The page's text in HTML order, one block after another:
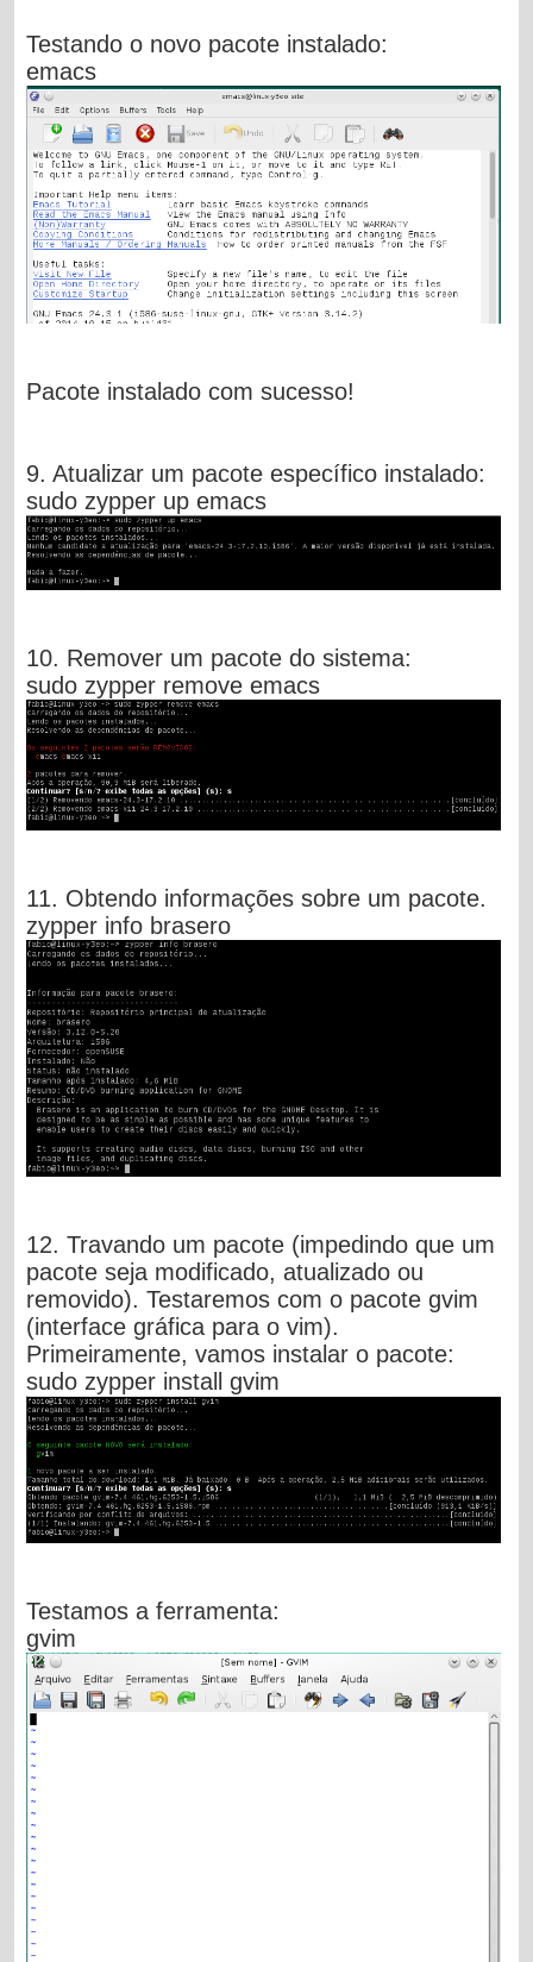
Testando o novo pacote instalado:
emacs
Pacote instalado com sucesso!
9. Atualizar um pacote específico instalado:
sudo zypper up emacs
10. Remover um pacote do sistema:
sudo zypper remove emacs
11. Obtendo informações sobre um pacote.
zypper info brasero
12. Travando um pacote (impedindo que um
pacote seja modificado, atualizado ou
removido). Testaremos com o pacote gvim
(interface gráfica para o vim).
Primeiramente, vamos instalar o pacote:
sudo zypper install gvim
Testamos a ferramenta:
gvim